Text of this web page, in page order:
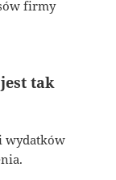
firmy
tak
wydatków